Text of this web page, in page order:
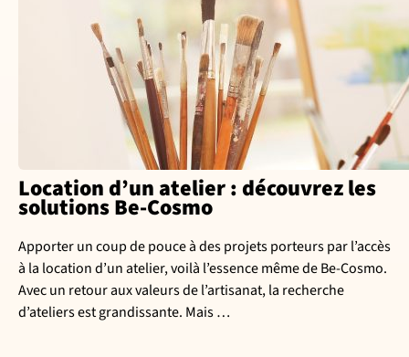
Location d’un atelier : découvrez les
solutions Be-Cosmo
Apporter un coup de pouce à des projets porteurs par l’accès
à la location d’un atelier, voilà l’essence même de Be-Cosmo.
Avec un retour aux valeurs de l’artisanat, la recherche
d’ateliers est grandissante. Mais …